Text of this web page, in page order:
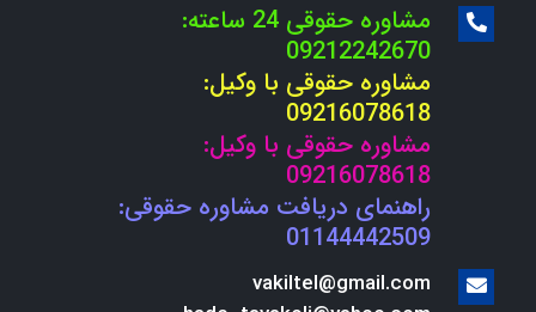
مشاوره حقوقی 24 ساعته:
09212242670
مشاوره حقوقی با وکیل:
09216078618
مشاوره حقوقی با وکیل:
09216078618
راهنمای دریافت مشاوره حقوقی:
01144442509
vakiltel@gmail.com